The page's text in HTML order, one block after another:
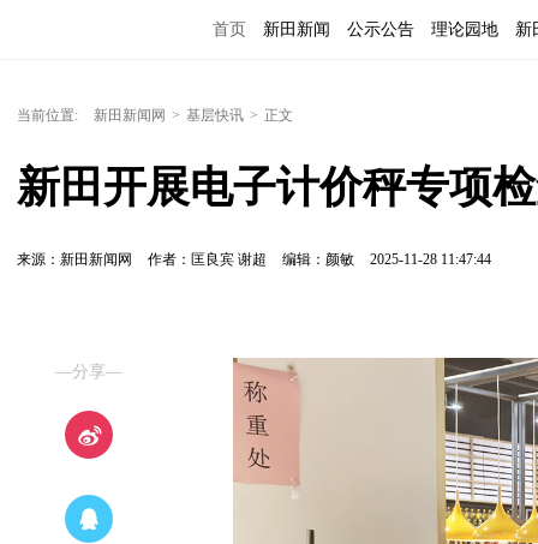
首页 新田新闻 公示公告 理论园地 新
当前位置: 新田新闻网 > 基层快讯 > 正文
新田开展电子计价秤专项
来源：新田新闻网 作者：匡良宾 谢超 编辑：颜敏 2025-11-28 11:47:44
—分享—